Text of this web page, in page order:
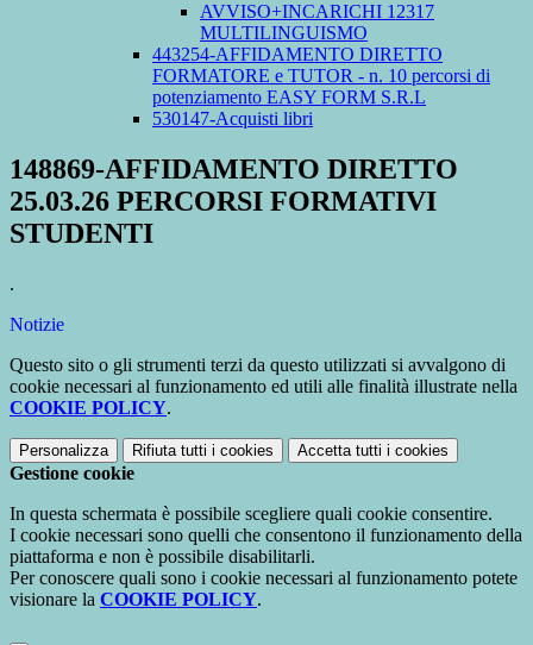
AVVISO+INCARICHI 12317
MULTILINGUISMO
443254-AFFIDAMENTO DIRETTO
FORMATORE e TUTOR - n. 10 percorsi di
potenziamento EASY FORM S.R.L
530147-Acquisti libri
148869-AFFIDAMENTO DIRETTO
25.03.26 PERCORSI FORMATIVI
STUDENTI
.
Notizie
Questo sito o gli strumenti terzi da questo utilizzati si avvalgono di
cookie necessari al funzionamento ed utili alle finalità illustrate nella
COOKIE POLICY.
Personalizza Rifiuta tutti i cookies Accetta tutti i cookies
Gestione cookie
In questa schermata è possibile scegliere quali cookie consentire.
I cookie necessari sono quelli che consentono il funzionamento della
piattaforma e non è possibile disabilitarli.
Per conoscere quali sono i cookie necessari al funzionamento potete
visionare la COOKIE POLICY.